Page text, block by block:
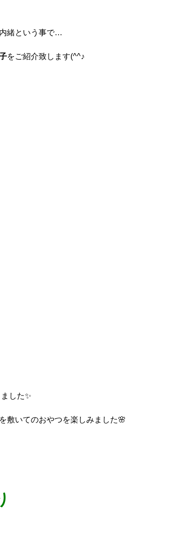
緒という事で…
をご紹介致します(^^♪
した✨
敷いてのおやつを楽しみました🌸